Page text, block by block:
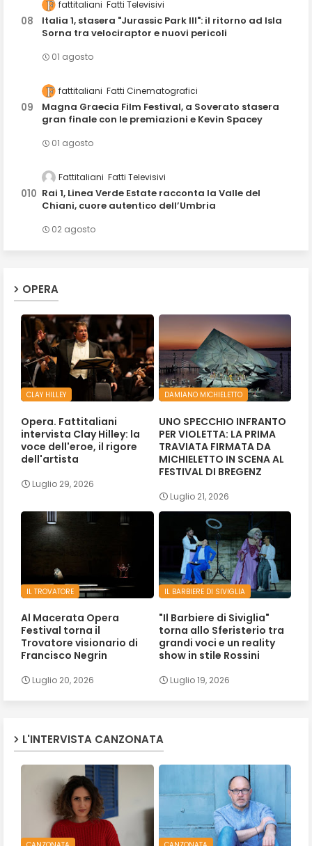
fattitaliani Fatti Televisivi
Italia 1, stasera "Jurassic Park III": il ritorno ad Isla
Sorna tra velociraptor e nuovi pericoli
01 agosto
fattitaliani Fatti Cinematografici
Magna Graecia Film Festival, a Soverato stasera
gran finale con le premiazioni e Kevin Spacey
01 agosto
Fattitaliani Fatti Televisivi
Rai 1, Linea Verde Estate racconta la Valle del
Chiani, cuore autentico dell’Umbria
02 agosto
OPERA
CLAY HILLEY
Opera. Fattitaliani
intervista Clay Hilley: la
voce dell'eroe, il rigore
dell'artista
Luglio 29, 2026
DAMIANO MICHIELETTO
UNO SPECCHIO INFRANTO
PER VIOLETTA: LA PRIMA
TRAVIATA FIRMATA DA
MICHIELETTO IN SCENA AL
FESTIVAL DI BREGENZ
Luglio 21, 2026
IL TROVATORE
Al Macerata Opera
Festival torna il
Trovatore visionario di
Francisco Negrin
Luglio 20, 2026
IL BARBIERE DI SIVIGLIA
"Il Barbiere di Siviglia"
torna allo Sferisterio tra
grandi voci e un reality
show in stile Rossini
Luglio 19, 2026
L'INTERVISTA CANZONATA